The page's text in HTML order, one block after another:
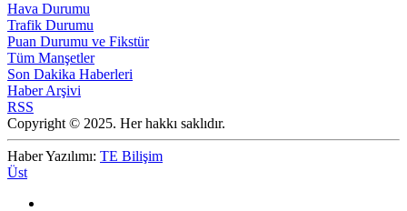
Hava Durumu
Trafik Durumu
Puan Durumu ve Fikstür
Tüm Manşetler
Son Dakika Haberleri
Haber Arşivi
RSS
Copyright © 2025. Her hakkı saklıdır.
Haber Yazılımı: TE Bilişim
Üst